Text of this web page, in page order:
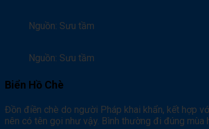
Nguồn: Sưu tầm
Nguồn: Sưu tầm
Biển Hồ Chè
Đồn điền chè do người Pháp khai khẩn, kết hợp
nên có tên gọi như vậy. Bình thường đi đúng